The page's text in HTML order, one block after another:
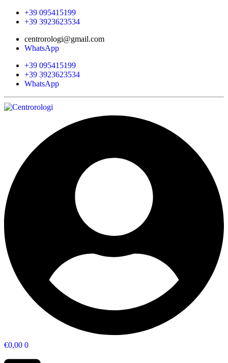
+39 095415199
+39 3923623534
centrorologi@gmail.com
WhatsApp
+39 095415199
+39 3923623534
WhatsApp
€0,00 0